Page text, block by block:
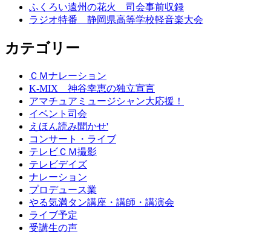
ふくろい遠州の花火 司会事前収録
ラジオ特番 静岡県高等学校軽音楽大会
カテゴリー
ＣＭナレーション
K-MIX 神谷幸恵の独立宣言
アマチュアミュージシャン大応援！
イベント司会
えほん読み聞かせ'
コンサート・ライブ
テレビＣＭ撮影
テレビデイズ
ナレーション
プロデュース業
やる気満タン講座・講師・講演会
ライブ予定
受講生の声